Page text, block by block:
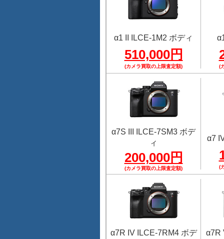
α1 II ILCE-1M2 ボディ
510,000円
(カメラ買取の上限査定額) (
α7S III ILCE-7SM3 ボデ
ィ
200,000円
(カメラ買取の上限査定額)
α7
(
α7R IV ILCE-7RM4 ボデ
α7R